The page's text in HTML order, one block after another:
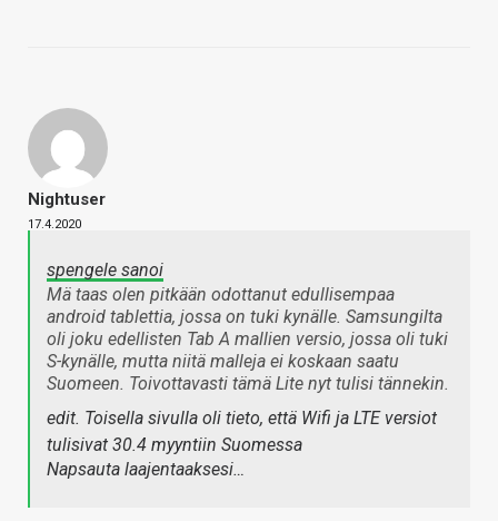
Nightuser
17.4.2020
spengele sanoi
Mä taas olen pitkään odottanut edullisempaa
android tablettia, jossa on tuki kynälle. Samsungilta
oli joku edellisten Tab A mallien versio, jossa oli tuki
S-kynälle, mutta niitä malleja ei koskaan saatu
Suomeen. Toivottavasti tämä Lite nyt tulisi tännekin.
edit. Toisella sivulla oli tieto, että Wifi ja LTE versiot
tulisivat 30.4 myyntiin Suomessa
Napsauta laajentaaksesi…